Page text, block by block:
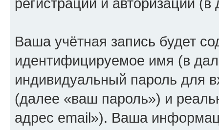
Ваша учётная запись будет
идентифицируемое имя (в
индивидуальный пароль для
(далее «ваш пароль») и
адрес email»). Ваша